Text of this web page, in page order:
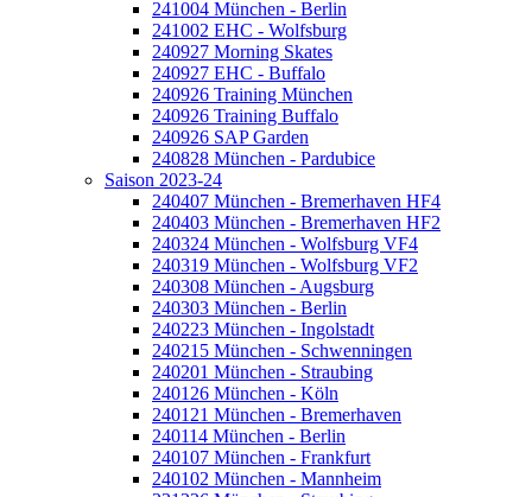
241004 München - Berlin
241002 EHC - Wolfsburg
240927 Morning Skates
240927 EHC - Buffalo
240926 Training München
240926 Training Buffalo
240926 SAP Garden
240828 München - Pardubice
Saison 2023-24
240407 München - Bremerhaven HF4
240403 München - Bremerhaven HF2
240324 München - Wolfsburg VF4
240319 München - Wolfsburg VF2
240308 München - Augsburg
240303 München - Berlin
240223 München - Ingolstadt
240215 München - Schwenningen
240201 München - Straubing
240126 München - Köln
240121 München - Bremerhaven
240114 München - Berlin
240107 München - Frankfurt
240102 München - Mannheim